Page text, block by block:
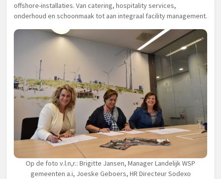
offshore-installaties. Van catering, hospitality services,
onderhoud en schoonmaak tot aan integraal facility management.
Op de foto v.l.n,r.: Brigitte Jansen, Manager Landelijk WSP
gemeenten a.i, Joeske Geboers, HR Directeur Sodexo